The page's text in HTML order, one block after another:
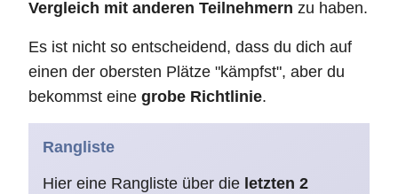
Anmelden
Blog
Fr, 07. August 2026 | 32
Vergleich mit anderen Teilnehmern zu haben.
Es ist nicht so entscheidend, dass du dich auf
einen der obersten Plätze "kämpfst", aber du
bekommst eine grobe Richtlinie.
Rangliste
Hier eine Rangliste über die letzten 2